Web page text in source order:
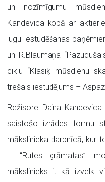
un nozīmīgumu
Kandevica kopā ar
lugu iestudēšanas
un R.Blaumaņa
ciklu “Klasiķi mūsdienu
trešais iestudējums –
Režisore Daina
saistošo izrādes formu
mākslinieka darbnīcā, kur
– “Rutes grāmatas”
mākslinieks it kā izvelk